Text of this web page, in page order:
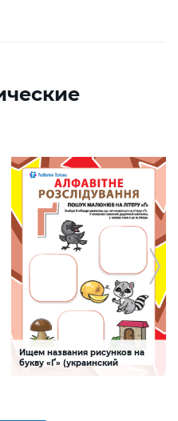
Ищем названия рисунков на
букву «Ґ» (украинский